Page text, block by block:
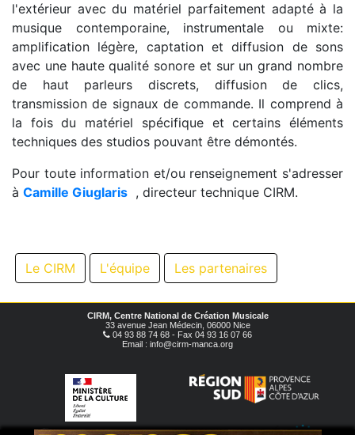
l'extérieur avec du matériel parfaitement adapté à la
musique contemporaine, instrumentale ou mixte:
amplification légère, captation et diffusion de sons
avec une haute qualité sonore et sur un grand nombre
de haut parleurs discrets, diffusion de clics,
transmission de signaux de commande. Il comprend à
la fois du matériel spécifique et certains éléments
techniques des studios pouvant être démontés.
Pour toute information et/ou renseignement s'adresser
à Camille Giuglaris , directeur technique CIRM.
Le CIRM L'équipe Les partenaires
CIRM, Centre National de Création Musicale
33 avenue Jean Médecin, 06000 Nice
04 93 88 74 68 - Fax 04 93 16 07 66
Email : info@cirm-manca.org